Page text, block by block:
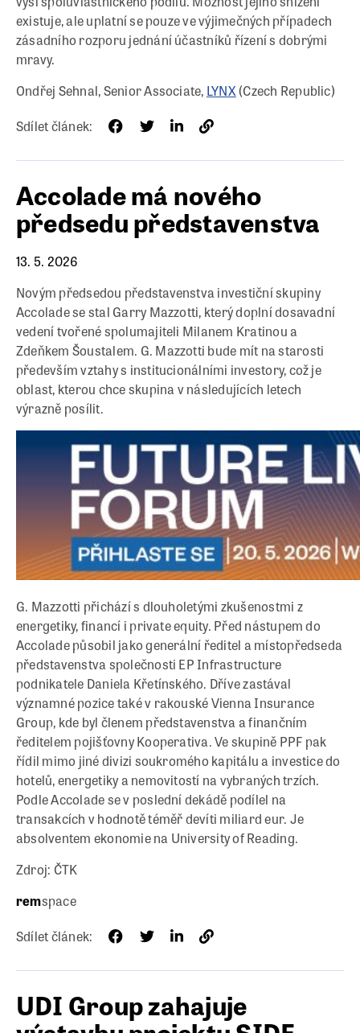
existuje, ale uplatní se pouze ve výjimečných případech
zásadního rozporu jednání účastníků řízení s dobrými
mravy.
Ondřej Sehnal, Senior Associate, LYNX(Czech Republic)
Sdílet článek:
Accolade má nového
předsedu představenstva
13. 5. 2026
Novým předsedou představenstva investiční skupiny
Accolade se stal Garry Mazzotti, který doplní dosavadní
vedení tvořené spolumajiteli Milanem Kratinou a
Zdeňkem Šoustalem. G. Mazzotti bude mít na starosti
především vztahy s institucionálními investory, což je
oblast, kterou chce skupina v následujících letech
výrazně posílit.
G. Mazzotti přichází s dlouholetými zkušenostmi z
energetiky, financí i private equity. Před nástupem do
Accolade působil jako generální ředitel a místopředseda
představenstva společnosti EP Infrastructure
podnikatele Daniela Křetínského. Dříve zastával
významné pozice také v rakouské Vienna Insurance
Group, kde byl členem představenstva a finančním
ředitelem pojišťovny Kooperativa. Ve skupině PPF pak
řídil mimo jiné divizi soukromého kapitálu a investice do
hotelů, energetiky a nemovitostí na vybraných trzích.
Podle Accolade se v poslední dekádě podílel na
transakcích v hodnotě téměř devíti miliard eur. Je
absolventem ekonomie na University of Reading.
Zdroj: ČTK
remspace
Sdílet článek:
UDI Group zahajuje